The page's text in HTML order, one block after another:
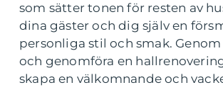
som sätter tonen för resten av
dina gäster och dig själv en
personliga stil och smak.
och genomföra en
skapa en välkomnande och